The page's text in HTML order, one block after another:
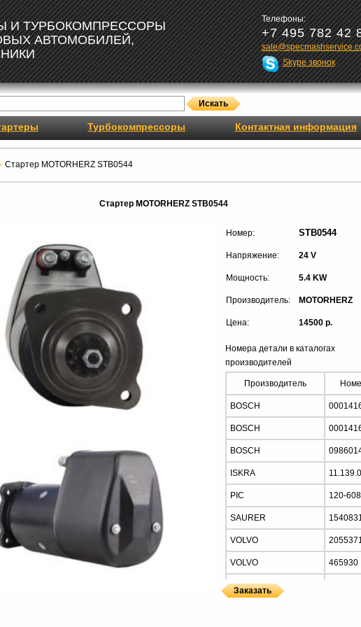
И ТУРБОКОМПРЕССОРЫ
АВТОМОБИЛЕЙ,
Телефоны:
+7 495 782 42
Skype звонок
Турбокомпрессоры Контактная информация
Стартер MOTORHERZ STB0544
Стартер MOTORHERZ STB0544
Номер: STB0544
Напряжение: 24 V
Мощность: 5.4 KW
Производитель: MOTORHERZ
Цена: 14500 р.
Номера детали в каталогах
производителей
Производитель
BOSCH
BOSCH
BOSCH
ISKRA
PIC 120-
SAURER
VOLVO
VOLVO 465930
VOLVO